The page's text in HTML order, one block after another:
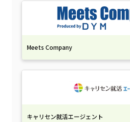
Meets Company
キャリセン就活エージェント